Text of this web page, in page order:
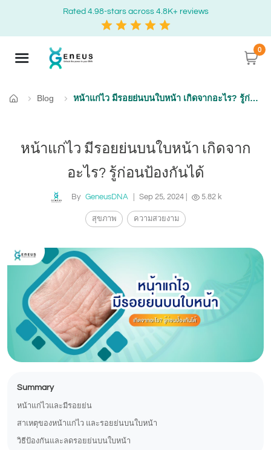
Rated 4.98-stars across 4.8K+ reviews
0
หน้าแรก
Blog หน้าแก่ไว มีรอยย่นบนใบหน้า เกิดจากอะไร? รู้ก่อนป้องกันได้
หน้าแก่ไว มีรอยย่นบนใบหน้า เกิดจาก
อะไร? รู้ก่อนป้องกันได้
By GeneusDNA Sep 25, 2024 5.82 k
สุขภาพ ความสวยงาม
Summary
หน้าแก่ไวและมีรอยย่น
สาเหตุของหน้าแก่ไว และรอยย่นบนใบหน้า
วิธีป้องกันและลดรอยย่นบนใบหน้า